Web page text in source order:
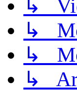
↳
↳
↳
↳